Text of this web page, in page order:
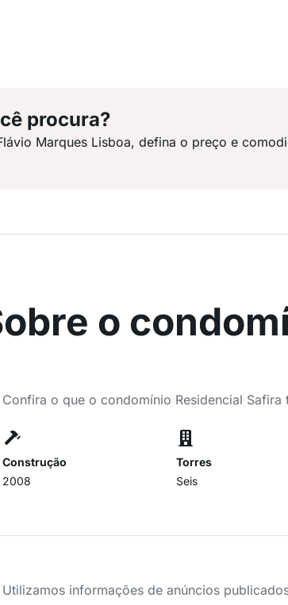
procura?
Marques Lisboa, defina o preço e
o
Confira o que o condomínio Residencial Safira
Construção
2008
Torres
Seis
Utilizamos informações de anúncios